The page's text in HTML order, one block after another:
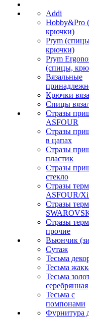
Addi
Hobby&Pro
крючки)
Prym
крючки)
Prym
(спицы,
Вязальные
Крючки
Спицы
Стразы
ASFOUR
Стразы
в цапах
Стразы
пластик
Стразы
стекло
Стразы
ASFOUR/
Стразы
Стразы
прочие
Вьюнчик
Сутаж
Тесьма
Тесьма
Тесьма
серебрянная
Тесьма с
помпонами
Фурнитура